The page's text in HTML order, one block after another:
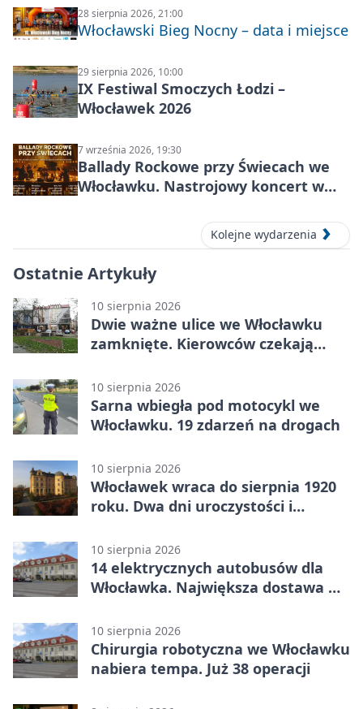
28 sierpnia 2026, 21:00
Włocławski Bieg Nocny – data i miejsce
29 sierpnia 2026, 10:00
IX Festiwal Smoczych Łodzi –
Włocławek 2026
7 września 2026, 19:30
Ballady Rockowe przy Świecach we
Włocławku. Nastrojowy koncert w
Kolejne wydarzenia
Ostatnie Artykuły
10 sierpnia 2026
Dwie ważne ulice we Włocławku
zamknięte. Kierowców czekają
10 sierpnia 2026
Sarna wbiegła pod motocykl we
Włocławku. 19 zdarzeń na drogach
10 sierpnia 2026
Włocławek wraca do sierpnia 1920
roku. Dwa dni uroczystości i
10 sierpnia 2026
14 elektrycznych autobusów dla
Włocławka. Największa dostawa w
10 sierpnia 2026
Chirurgia robotyczna we Włocławku
nabiera tempa. Już 38 operacji